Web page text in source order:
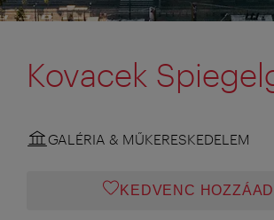
Kovacek
GALÉRIA & MŰKERESKEDELEM
KEDVENC